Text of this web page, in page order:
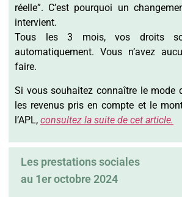
réelle”. C’est pourquoi un
intervient.
Tous les 3 mois, vos droits
automatiquement. Vous n’avez
faire.
Si vous souhaitez connaître le mode
les revenus pris en compte et le
l’APL, consultez la suite de cet article.
Les prestations sociales
au 1er octobre 2024